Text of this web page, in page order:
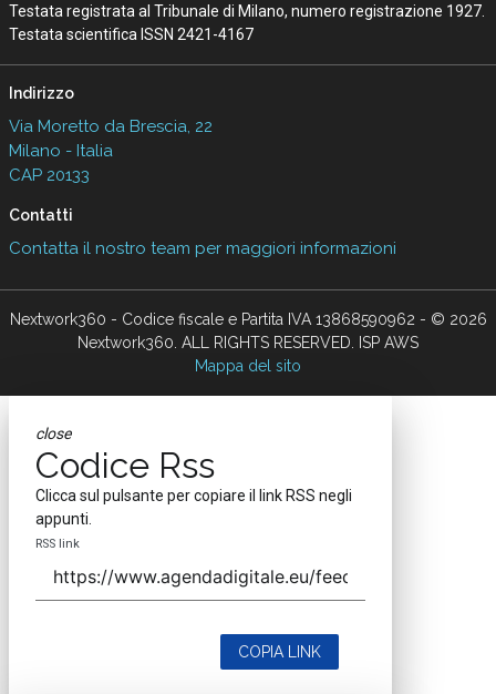
Testata registrata al Tribunale di Milano, numero registrazione 1927.
Testata scientifica ISSN 2421-4167
Indirizzo
Via Moretto da Brescia, 22
Milano - Italia
CAP 20133
Contatti
Contatta il nostro team per maggiori informazioni
Nextwork360 - Codice fiscale e Partita IVA 13868590962 - © 2026
Nextwork360. ALL RIGHTS RESERVED. ISP AWS
Mappa del sito
close
Codice Rss
Clicca sul pulsante per copiare il link RSS negli
appunti.
RSS link
COPIA LINK